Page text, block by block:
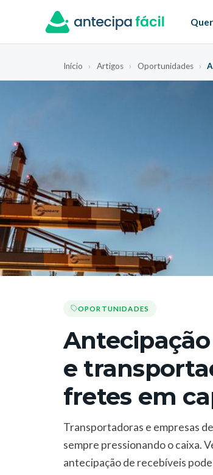
Início › Artigos › Oportunidades ›
OPORTUNIDADES
e
fretes em
Transportadoras e empresas
sempre pressionando o caixa.
antecipação de recebíveis